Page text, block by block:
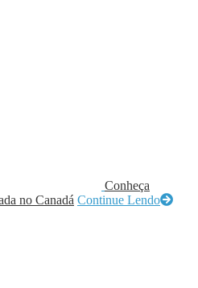
Conheça
no Canadá Continue Lendo